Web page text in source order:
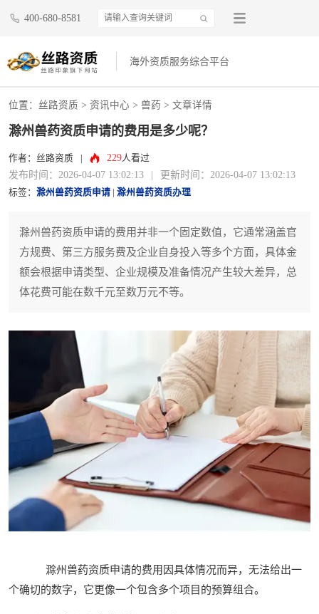
400-680-8581
海外资质服务综合平台
位置： 丝路资质 > 资讯中心 > 兽药 > 文章详情
滁州兽药资质申请的费用是多少呢？
作者：丝路资质 229人看过
发布时间：2026-04-07 13:02:13 更新时间：2026-04-07 13:02:13
标签： 滁州兽药资质申请 滁州兽药资质办理
滁州兽药资质申请的费用并非一个固定数值，它通常涵盖官
方规费、第三方服务费及企业自身投入等多个方面，具体金
额会根据申请类型、企业规模及准备情况产生较大差异，总
体花费可能在数千元至数万元不等。
滁州兽药资质申请的费用因具体情况而异，无法给出一
个确切的数字，它更像一个包含多个项目的预算组合。